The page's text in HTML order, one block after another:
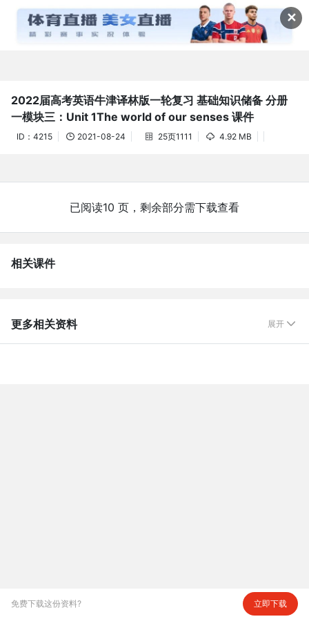
✕
资料详情(61教学网)  
2022届高考英语牛津译林版一轮复习 基础知识储备 分册
一模块三：Unit 1The world of our senses 课件
ID：4215  2021-08-24  25页1111  4.92 MB
已阅读10 页，剩余部分需下载查看
相关课件
更多相关资料 展开 
免费下载这份资料? 立即下载